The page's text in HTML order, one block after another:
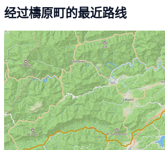
经过檮原町的最近路线